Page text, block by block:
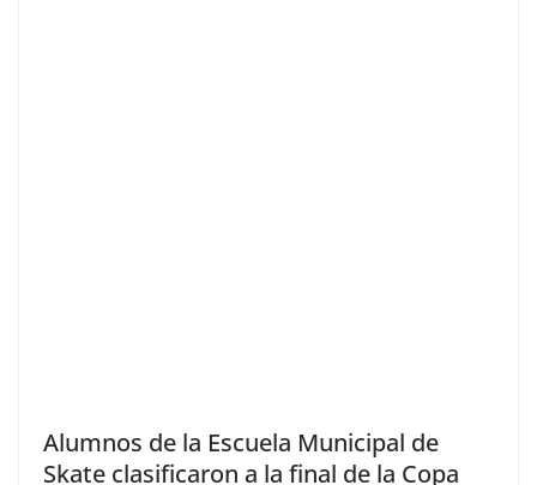
Alumnos de la Escuela Municipal de
Skate clasificaron a la final de la Copa